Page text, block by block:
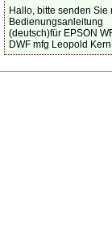
Hallo, bitte senden Sie
Bedienungsanleitung
(deutsch)für EPSON
DWF mfg Leopold